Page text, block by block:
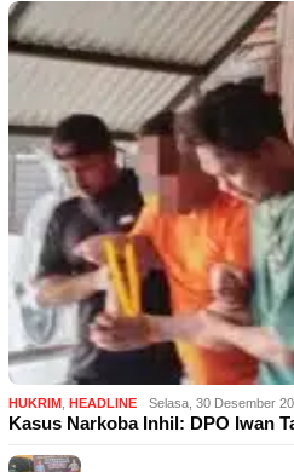
HUKRIM HEADLINE Selasa, 30 Desember
Kasus Narkoba Inhil: DPO Iwan